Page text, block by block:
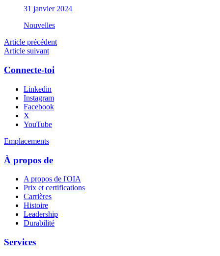
31 janvier 2024
Nouvelles
Article précédent
Article suivant
Connecte-toi
Linkedin
Instagram
Facebook
X
YouTube
Emplacements
À propos de
A propos de l'OIA
Prix et certifications
Carrières
Histoire
Leadership
Durabilité
Services